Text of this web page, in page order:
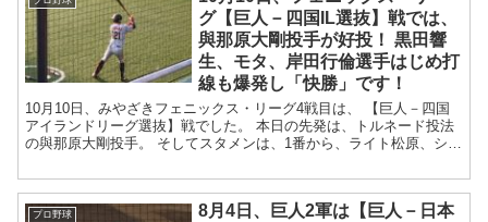
グ【巨人－四国IL選抜】戦では、
與那原大剛投手が好投！ 黒田響
生、モタ、岸田行倫選手はじめ打
線も爆発し「快勝」です！
10月10日、みやざきフェニックス・リーグ4戦目は、 【巨人－四国
アイランドリーグ選抜】戦でした。 本日の先発は、トルネード投法
の與那原大剛投手。 そしてスタメンは、1番から、ライト松原、ショ
プロ野球
8月4日、巨人2軍は【巨人－日本